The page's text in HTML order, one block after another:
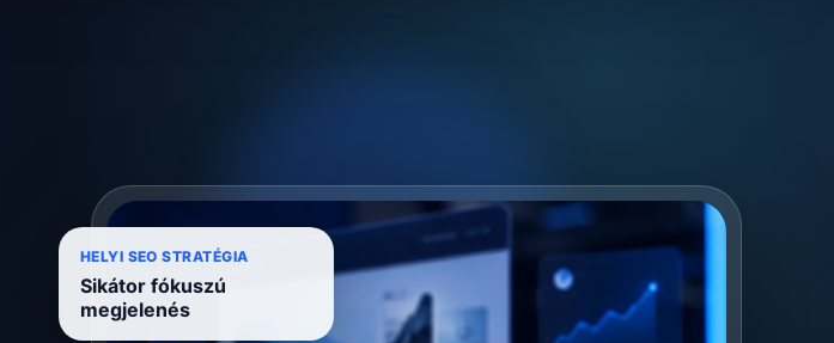
HELYI SEO STRATÉGIA
Sikátor fókuszú
megjelenés